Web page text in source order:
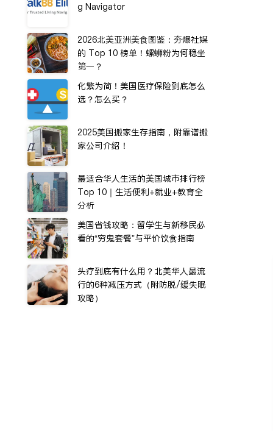
g Navigator
2026北美亚洲美食图鉴：夯爆社媒
的 Top 10 榜单！螺蛳粉为何稳坐
第一？
化繁为简！美国医疗保险到底怎么
选？怎么买？
2025美国搬家生存指南，附靠谱搬
家公司介绍！
最适合华人生活的美国城市排行榜
Top 10｜生活便利+就业+教育全
分析
美国省钱攻略：留学生与新移民必
看的“穷鬼套餐”与平价饮食指南
头疗到底有什么用？北美华人最流
行的6种减压方式（附防脱/缓失眠
攻略）